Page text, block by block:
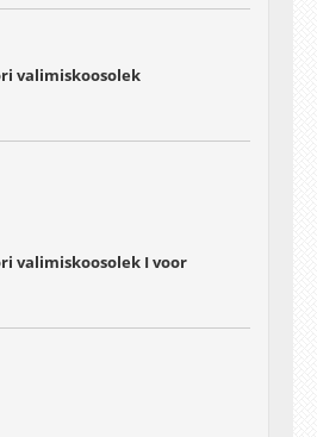
valimiskoosolek
valimiskoosolek I voor